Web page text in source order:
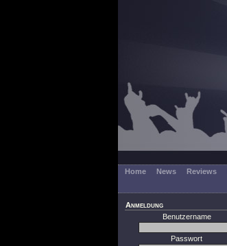
Home News Reviews
Anmeldung
Benutzername
Passwort